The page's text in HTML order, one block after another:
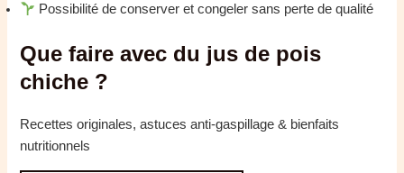
Possibilité de conserver et congeler sans perte de qualité
Que faire avec du jus de pois
chiche ?
Recettes originales, astuces anti-gaspillage & bienfaits
nutritionnels